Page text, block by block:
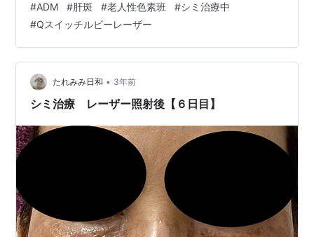
さんとモフモフな日々 シミ治療 レーザー照射後【４日
目】 - うさぎさんとモフモフな日々 シミ治療 レーザー照
射後【５日目】 - うさぎさんとモフモフな日々 シミ治療
レーザー照射後【６日目】 - うさぎさんとモフモフな
日々 めっちゃかさぶたがめくれかけています…
#ADM #肝斑 #老人性色素班 #シミ治療中
#Qスイッチルビーレーザー
たれみみ日和 • 3年前
シミ治療 レーザー照射後【６日目】